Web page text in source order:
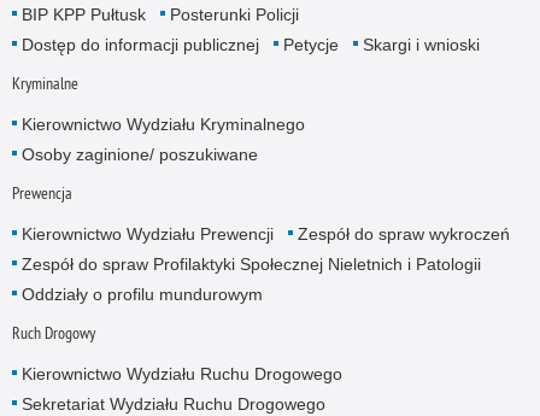
BIP KPP Pułtusk
Posterunki Policji
Dostęp do informacji publicznej
Petycje Skargi i wnioski
Kryminalne
Kierownictwo Wydziału Kryminalnego
Osoby zaginione/ poszukiwane
Prewencja
Kierownictwo Wydziału Prewencji
Zespół do spraw wykroczeń
Zespół do spraw Profilaktyki Społecznej Nieletnich i Patologii
Oddziały o profilu mundurowym
Ruch Drogowy
Kierownictwo Wydziału Ruchu Drogowego
Sekretariat Wydziału Ruchu Drogowego